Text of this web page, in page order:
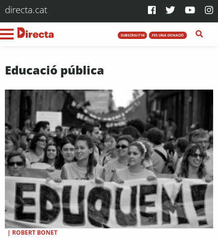
directa.cat
SUBSCRIU-T'HI FES UNA DONACIÓ
Educació pública
| ROBERT BONET